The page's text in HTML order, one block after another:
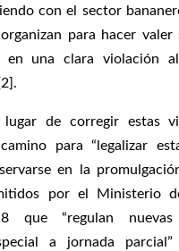
con el sector
para hacer valer
en una clara violación
de corregir estas
para “legalizar
en la
por el Ministerio
que “regulan
a jornada